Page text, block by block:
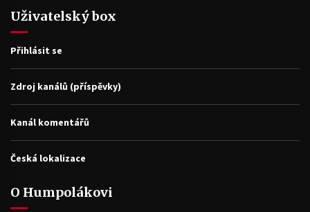
Uživatelský box
Přihlásit se
Zdroj kanálů (příspěvky)
Kanál komentářů
Česká lokalizace
O Humpolákovi